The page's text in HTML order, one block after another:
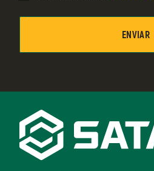
Footer
Navigation